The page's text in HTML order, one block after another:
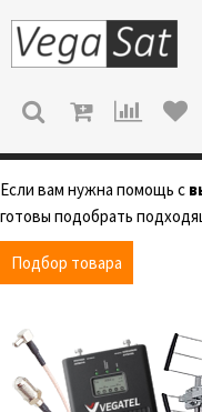
МЕНЮ
Если вам нужна помощь с
готовы подобрать
Подбор товара